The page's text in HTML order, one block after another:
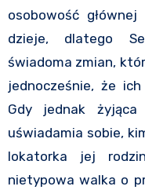
osobowość
dzieje, dlatego
świadoma zmian,
jednocześnie, że
Gdy jednak żyjąca
uświadamia sobie,
lokatorka jej
nietypowa walka o